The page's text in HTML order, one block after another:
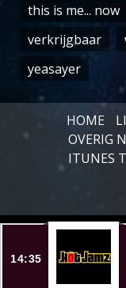
this is me... now
verkrijgbaar
yeasayer
HOME
OVERIG
ITUNES
14:35